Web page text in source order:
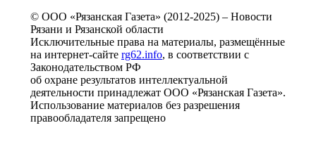
© ООО «Рязанская Газета» (2012-2025) – Новости
Рязани и Рязанской области
Исключительные права на материалы, размещённые
на интернет-сайте rg62.info, в соответствии с
Законодательством РФ
об охране результатов интеллектуальной
деятельности принадлежат ООО «Рязанская Газета».
Использование материалов без разрешения
правообладателя запрещено